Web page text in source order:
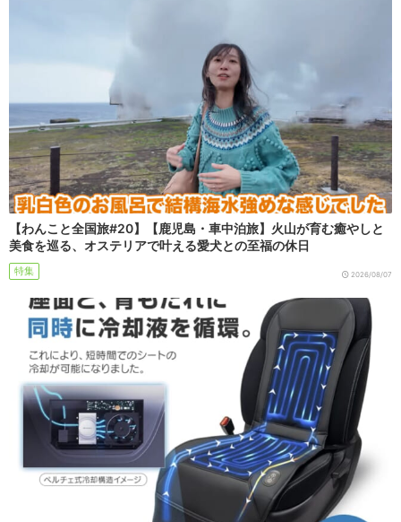
【わんこと全国旅#20】【鹿児島・車中泊旅】火山が育む癒やしと
美食を巡る、オステリアで叶える愛犬との至福の休日
特集 2026/08/07